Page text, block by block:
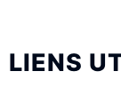
LIENS